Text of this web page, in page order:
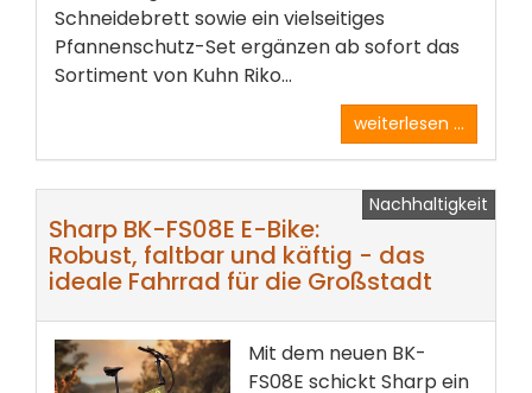
Schneidebrett sowie ein vielseitiges
Pfannenschutz-Set ergänzen ab sofort das
Sortiment von Kuhn Riko...
weiterlesen ...
Nachhaltigkeit
Sharp BK-FS08E E-Bike:
Robust, faltbar und käftig - das
ideale Fahrrad für die Großstadt
Mit dem neuen BK-
FS08E schickt Sharp ein